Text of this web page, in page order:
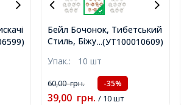
...(УТ100010609)
Бейл Бочонок, Тибетський
Стиль, Біжутерний сплав,
Розмір: 11.5x8x5.5мм,
Діаметр усередині 4.8мм,
Отвір 2мм, (УТ100010609)
Упак.: 10 шт
60,00грн. -35%
39,00 грн. / 10 шт